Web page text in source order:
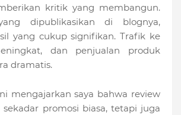
kritik yang membangun.
dipublikasikan di blognya,
yang cukup signifikan. Trafik ke
dan penjualan produk
dramatis.
mengajarkan saya bahwa review
promosi biasa, tetapi juga